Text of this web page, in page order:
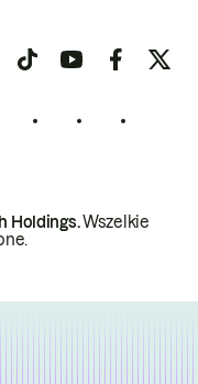
Holdings.Wszelkie